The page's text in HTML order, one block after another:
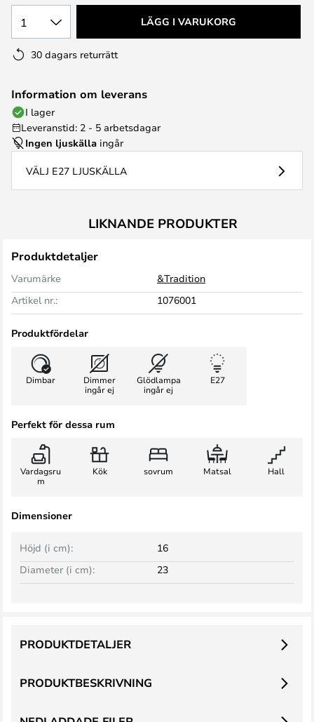
1 LÄGG I VARUKORG
30 dagars returrätt
Information om leverans
I lager
Leveranstid: 2 - 5 arbetsdagar
Ingen ljuskälla ingår
VÄLJ E27 LJUSKÄLLA
LIKNANDE PRODUKTER
Produktdetaljer
Varumärke
&Tradition
Artikel nr.:
1076001
Produktfördelar
Dimbar
Dimmer
ingår ej
Glödlampa
ingår ej
E27
Perfekt för dessa rum
Vardagsru
m
Kök sovrum Matsal Hall
Dimensioner
Höjd (i cm):
16
Diameter (i cm):
23
PRODUKTBESKRIVNING
PRODUKTDETALJER